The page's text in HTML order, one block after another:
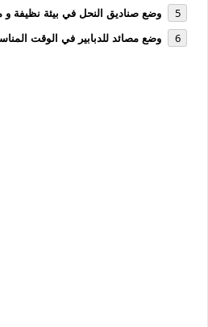
وضع صناديق النحل في بيئة نظيفة و
وضع مصائد للدبابير في الوقت